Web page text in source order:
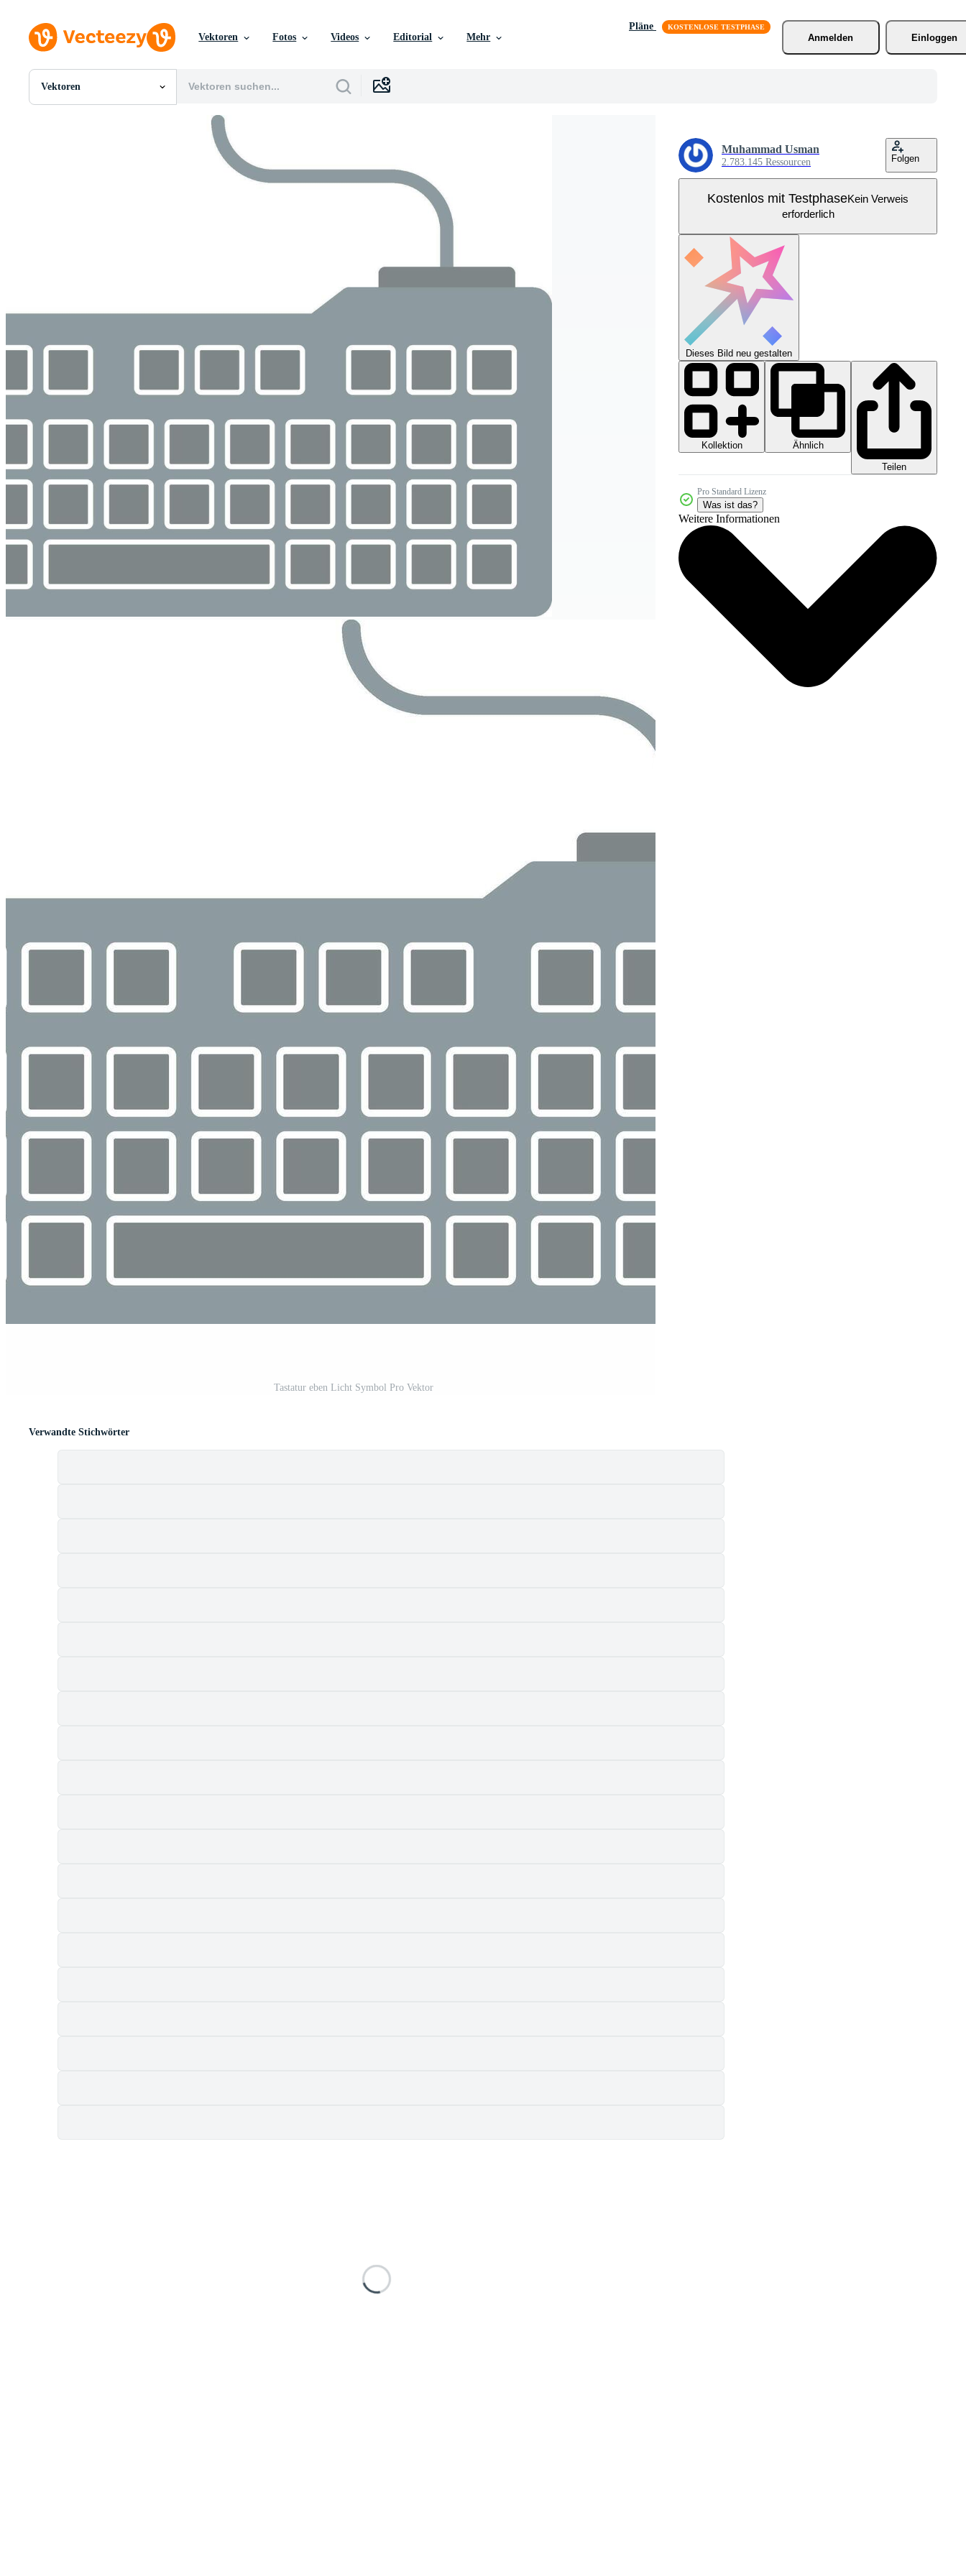
Vektoren Fotos Videos Editorial Mehr
Pläne
Anmelden
Einloggen
Vektoren
Alle Bilder
Tastatur eben Licht Symbol Pro Vektor
Muhammad Usman
2.783.145 Ressourcen Folgen
Kostenlos mit TestphaseKein Verweis
erforderlich
Dieses Bild neu gestalten
Kollektion
Ähnlich
Teilen
Pro Standard Lizenz
Was ist das?
Weitere Informationen
Verwandte Stichwörter